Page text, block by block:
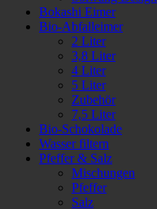
Bokashi Eimer
Bio-Abfalleimer
2 Liter
3,8 Liter
4 Liter
5 Liter
Zubehör
7,5 Liter
Bio-Schokolade
Wasser filtern
Pfeffer & Salz
Mischungen
Pfeffer
Salz